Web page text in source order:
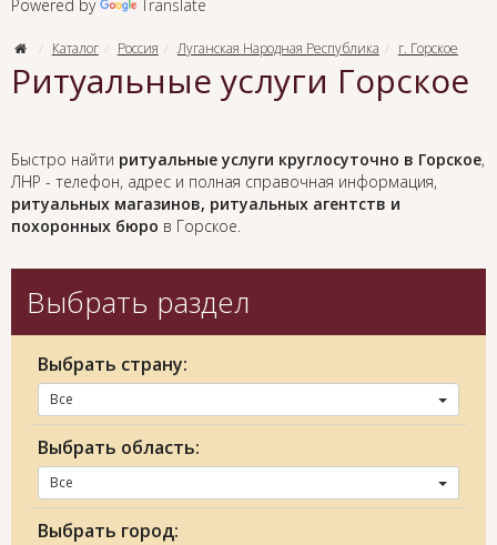
Powered by Translate
Каталог Россия Луганская Народная Республика г. Горское
Ритуальные услуги Горское
Быстро найти ритуальные услуги круглосуточно в Горское,
ЛНР - телефон, адрес и полная справочная информация,
ритуальных магазинов, ритуальных агентств и
похоронных бюро в Горское.
Выбрать раздел
Выбрать страну:
Все
Выбрать область:
Все
Выбрать город: